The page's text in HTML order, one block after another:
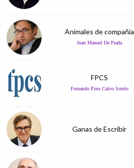
Animales de compañía
Juan Manuel De Prada
FPCS
Fernando Pino Calvo Sotelo
Ganas de Escribir